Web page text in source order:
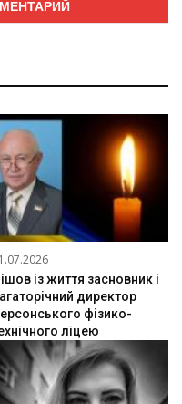
із життя засновник і
директор
фізико-
ліцею